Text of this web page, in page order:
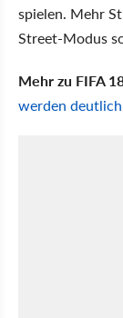
spielen. Mehr
Street-Modus
Mehr zu FIFA
werden